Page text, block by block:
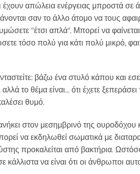
απώλεια ενέργειας μπροστά σε
σαν το άλλο άτομο να τους
"έτσι απλά". Μπορεί να
τόσο πολύ για κάτι πολύ μικρό,
βάζω ένα στυλό κάπου και
το θέμα είναι... ότι έχετε
θυμό.
στον μεσημβρινό της ουροδόχου
να εκδηλωθεί σωματικά με
προκαλείται από βακτήρια.
κάλλιστα να είναι ότι οι άνθρωποι